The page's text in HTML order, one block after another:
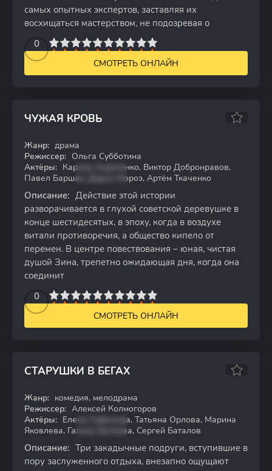
самых опытных экспертов, заставляя их
восхищаться мастерством, не подозревая о
0
5 7 8 9 10
СМОТРЕТЬ ОНЛАЙН
ЧУЖАЯ КРОВЬ7.79
Жанр: драма
Режиссер: Ольга Субботина
Актёры: Карина Андоленко, Виктор Добронравов,
Павел Баршак, Дарья Мороз, Артём Ткаченко
Описание: Действие этой истории
разворачивается в глухой советской деревушке в
конце шестидесятых, в эпоху, когда в воздухе
витали противоречия, а общество кипело от
перемен. В центре повествования – юная, чистая
душой Зина, трепетно ожидающая дня, когда она
соединит
0
5 7 8 9 10
СМОТРЕТЬ ОНЛАЙН
СТАРУШКИ В БЕГАХ
WEB-DL
6.53
Жанр: комедия, мелодрама
Режиссер: Алексей Колмогоров
Актёры: Елена Сафонова, Татьяна Орлова, Марина
Яковлева, Галина Беляева, Сергей Баталов
Описание: Три закадычные подруги, вступившие в
пору заслуженного отдыха, внезапно ощущают